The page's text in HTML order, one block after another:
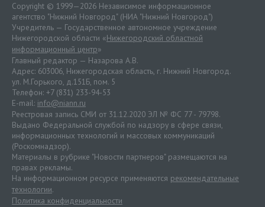
Copyright © 1999—2026 Независимое информационное
агентство "Нижний Новгород" (НИА "Нижний Новгород")
Учредитель — Государственное автономное учреждение
Нижегородской области «Нижегородский областной
информационный центр»
Главный редактор — Назарова А.В.
Адрес: 603006, Нижегородская область, г. Нижний Новгород.
ул. М.Горького, д.151Б, пом. 5
Телефон: +7 (831) 233-94-53
E-mail: info@niann.ru
Реестровая запись СМИ от 31.12.2020 ЭЛ № ФС 77 - 79798.
Выдано Федеральной службой по надзору в сфере связи,
информационных технологий и массовых коммуникаций
(Роскомнадзор).
Материалы в рубрике "Новости партнеров" размещаются на
правах рекламы.
На информационном ресурсе применяются рекомендательные
технологии.
Политика конфиденциальности